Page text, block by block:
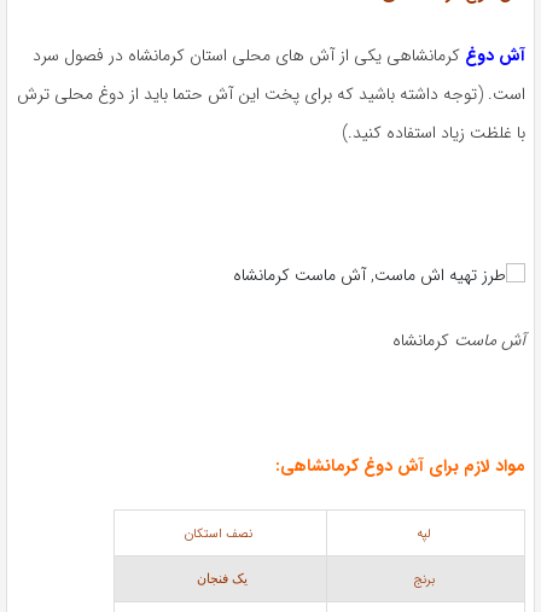
آش دوغ کرمانشاهی یکی از آش های محلی استان کرمانشاه در فصول سرد
است. (توجه داشته باشید که برای پخت این آش حتما باید از دوغ محلی ترش
با غلظت زیاد استفاده کنید.)
آش ماست کرمانشاه
مواد لازم برای آش دوغ کرمانشاهی:
لپه نصف استکان
برنج یک فنجان